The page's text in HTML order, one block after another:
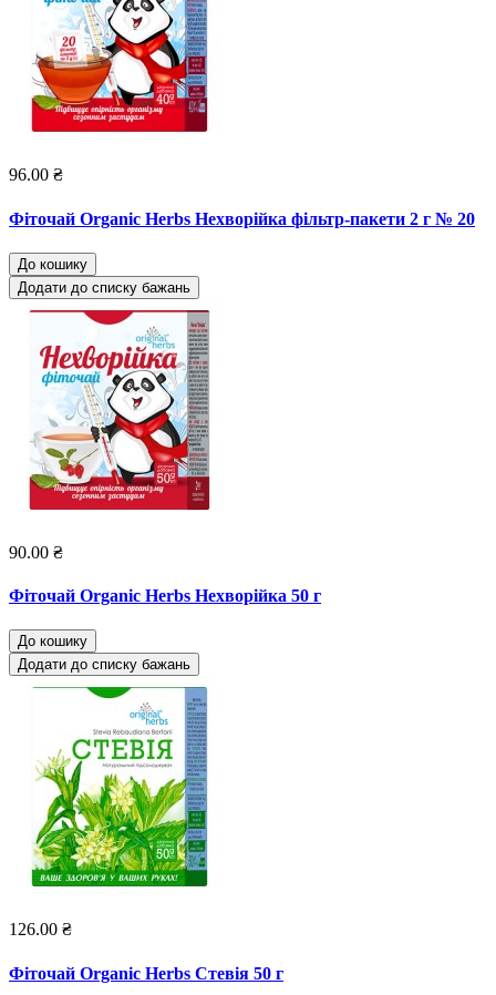
96.00 ₴
Фіточай Organic Herbs Нехворійка фільтр-пакети 2 г № 20
До кошику
Додати до списку бажань
90.00 ₴
Фіточай Organic Herbs Нехворійка 50 г
До кошику
Додати до списку бажань
126.00 ₴
Фіточай Organic Herbs Стевія 50 г